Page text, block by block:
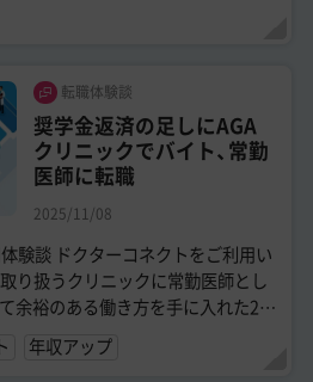
転職体験談
奨学金返済の足しにAGA
クリニックでバイト、常勤
医師に転職
2025/11/08
をご利用い
取り扱うクリニックに常勤医師とし
余裕のある働き方を手に入れた20
年収アップ